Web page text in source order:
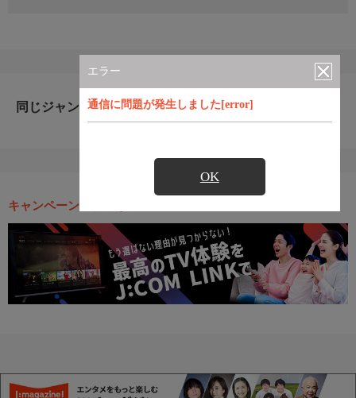
エラー
通信に問題が発生しました[error]
OK
同じジャンルのおすすめ番組
キャンペーン・お得な情報